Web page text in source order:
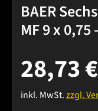
BAER
MF 9 x 0,75
28,73 €
inkl. MwSt.zzgl.